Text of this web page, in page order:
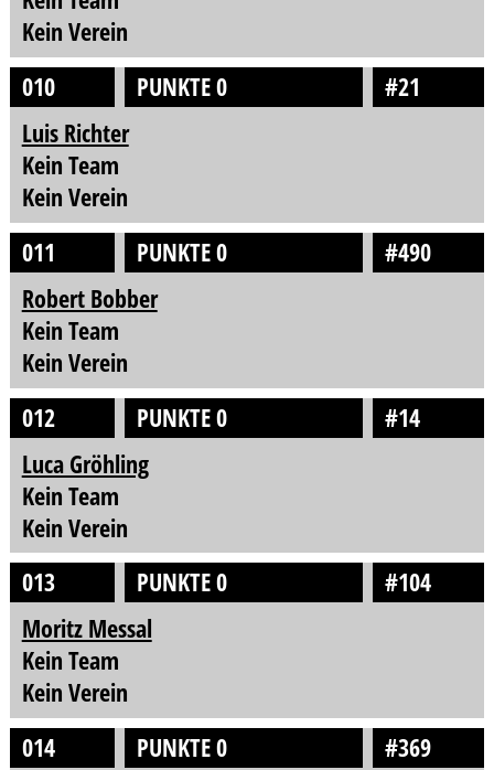
Kein Verein
010
PUNKTE 0
#21
Luis Richter
Kein Team
Kein Verein
011
PUNKTE 0
#490
Robert Bobber
Kein Team
Kein Verein
012
PUNKTE 0
#14
Luca Gröhling
Kein Team
Kein Verein
013
PUNKTE 0
#104
Moritz Messal
Kein Team
Kein Verein
014
PUNKTE 0
#369